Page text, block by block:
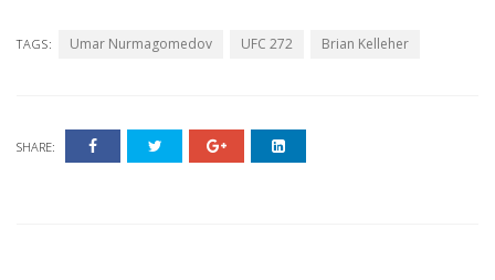
TAGS: Umar Nurmagomedov UFC 272 Brian Kelleher
SHARE: